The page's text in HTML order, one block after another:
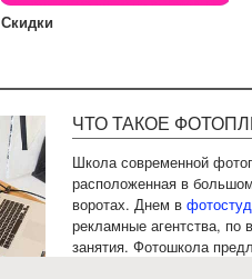
Скидки
ЧТО ТАКОЕ
Школа современной
расположенная в
воротах. Днем в
рекламные агентства,
занятия. Фотошкола